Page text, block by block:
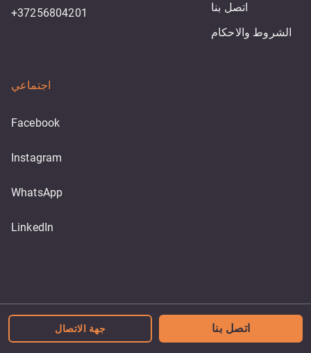
جهة الاتصال اتصل بنا
+37256804201
اتصل بنا
الشروط والاحكام
اجتماعي
Facebook
Instagram
WhatsApp
LinkedIn
Powered by